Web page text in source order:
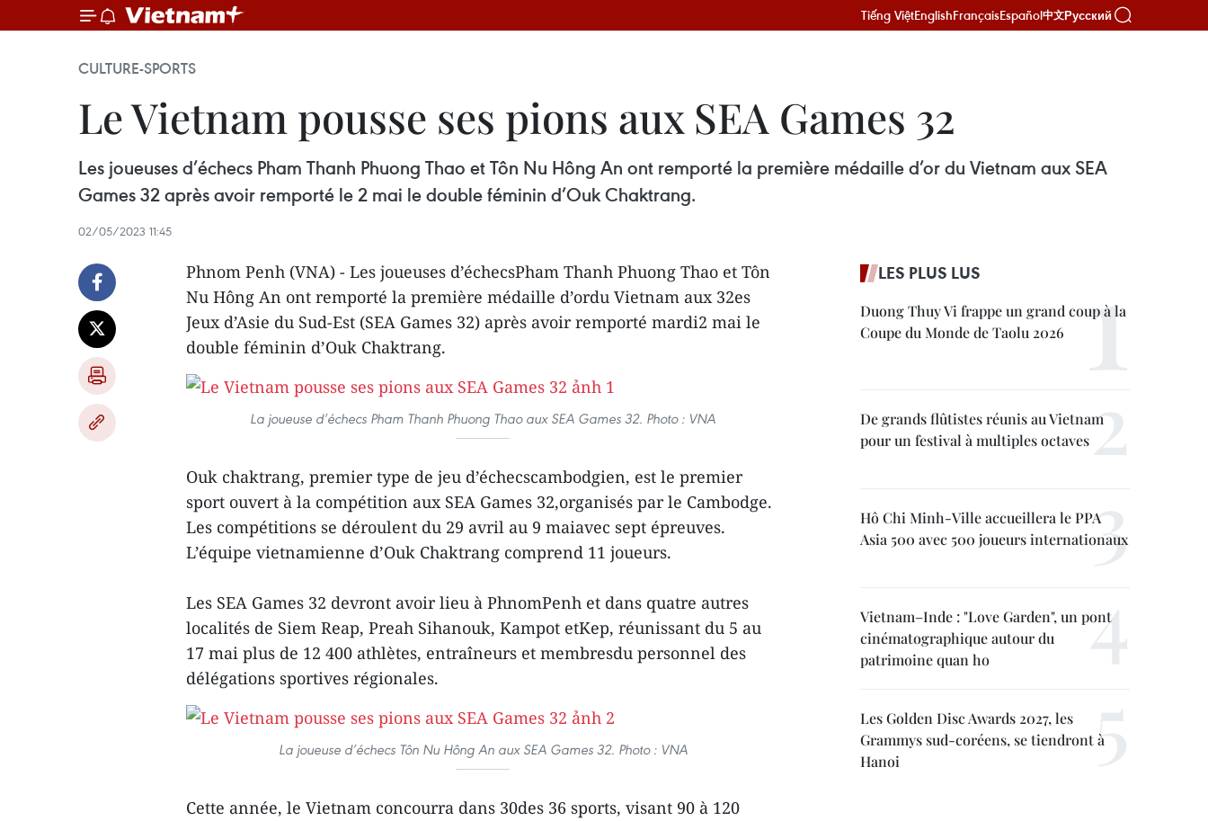
Tiếng ViệtEnglishFrançaisEspañol中文Русский
CULTURE-SPORTS
Le Vietnam pousse ses pions aux SEA Games 32
Les joueuses d’échecs Pham Thanh Phuong Thao et Tôn Nu Hông An ont remporté la première médaille d’or du Vietnam aux SEA
Games 32 après avoir remporté le 2 mai le double féminin d’Ouk Chaktrang.
02/05/2023 11:45
Phnom Penh (VNA) - Les joueuses d’échecsPham Thanh Phuong Thao et Tôn
Nu Hông An ont remporté la première médaille d’ordu Vietnam aux 32es
Jeux d’Asie du Sud-Est (SEA Games 32) après avoir remporté mardi2 mai le
double féminin d’Ouk Chaktrang.
La joueuse d’échecs Pham Thanh Phuong Thao aux SEA Games 32. Photo : VNA
Ouk chaktrang, premier type de jeu d’échecscambodgien, est le premier
sport ouvert à la compétition aux SEA Games 32,organisés par le Cambodge.
Les compétitions se déroulent du 29 avril au 9 maiavec sept épreuves.
L’équipe vietnamienne d’Ouk Chaktrang comprend 11 joueurs.
Les SEA Games 32 devront avoir lieu à PhnomPenh et dans quatre autres
localités de Siem Reap, Preah Sihanouk, Kampot etKep, réunissant du 5 au
17 mai plus de 12 400 athlètes, entraîneurs et membresdu personnel des
délégations sportives régionales.
La joueuse d’échecs Tôn Nu Hông An aux SEA Games 32. Photo : VNA
Cette année, le Vietnam concourra dans 30des 36 sports, visant 90 à 120
LES PLUS LUS
Duong Thuy Vi frappe un grand coup à la
Coupe du Monde de Taolu 2026
De grands flûtistes réunis au Vietnam
pour un festival à multiples octaves
Hô Chi Minh-Ville accueillera le PPA
Asia 500 avec 500 joueurs internationaux
Vietnam–Inde : "Love Garden", un pont
cinématographique autour du
patrimoine quan ho
Les Golden Disc Awards 2027, les
Grammys sud-coréens, se tiendront à
Hanoi